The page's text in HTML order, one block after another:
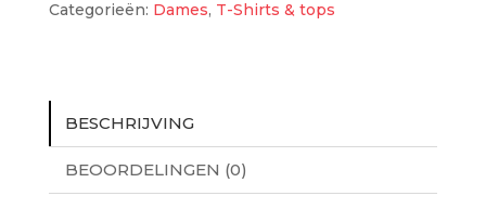
Categorieën: Dames, T-Shirts & tops
BESCHRIJVING
BEOORDELINGEN (0)